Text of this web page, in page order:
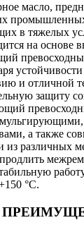
масло,
в тяжелых
на основе
и отличной
защиту
а также
из различных
°C.